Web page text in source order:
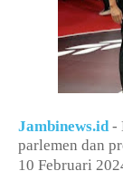
Jambinews.id-
parlemen dan
10 Februari